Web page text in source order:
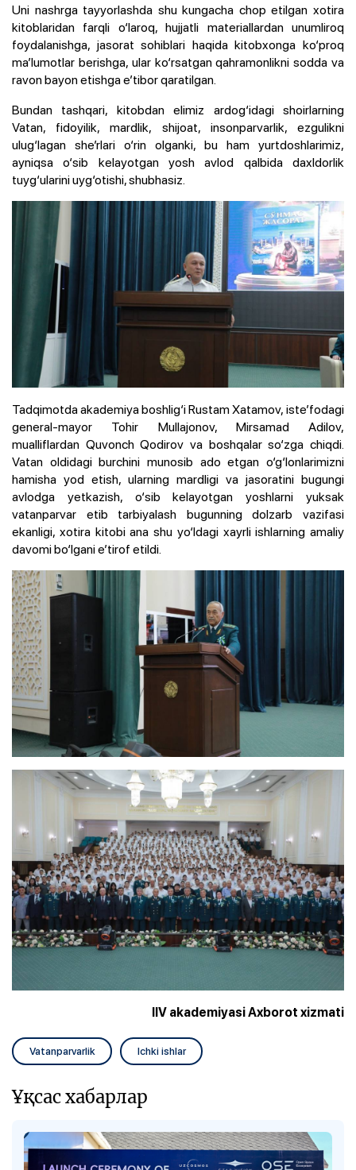
Uni nashrga tayyorlashda shu kungacha chop etilgan xotira
kitoblaridan farqli o‘laroq, hujjatli materiallardan unumliroq
foydalanishga, jasorat sohiblari haqida kitobxonga ko‘proq
ma’lumotlar berishga, ular ko‘rsatgan qahramonlikni sodda va
ravon bayon etishga e’tibor qaratilgan.
Bundan tashqari, kitobdan elimiz ardog‘idagi shoirlarning
Vatan, fidoyilik, mardlik, shijoat, insonparvarlik, ezgulikni
ulug‘lagan she’rlari o‘rin olganki, bu ham yurtdoshlarimiz,
ayniqsa o‘sib kelayotgan yosh avlod qalbida daxldorlik
tuyg‘ularini uyg‘otishi, shubhasiz.
Tadqimotda akademiya boshlig‘i Rustam Xatamov, iste’fodagi
general-mayor Tohir Mullajonov, Mirsamad Adilov,
mualliflardan Quvonch Qodirov va boshqalar so‘zga chiqdi.
Vatan oldidagi burchini munosib ado etgan o‘g‘lonlarimizni
hamisha yod etish, ularning mardligi va jasoratini bugungi
avlodga yetkazish, o‘sib kelayotgan yoshlarni yuksak
vatanparvar etib tarbiyalash bugunning dolzarb vazifasi
ekanligi, xotira kitobi ana shu yo‘ldagi xayrli ishlarning amaliy
davomi bo‘lgani e’tirof etildi.
IIV akademiyasi Axborot xizmati
Vatanparvarlik Ichki ishlar
Ұқсас хабарлар